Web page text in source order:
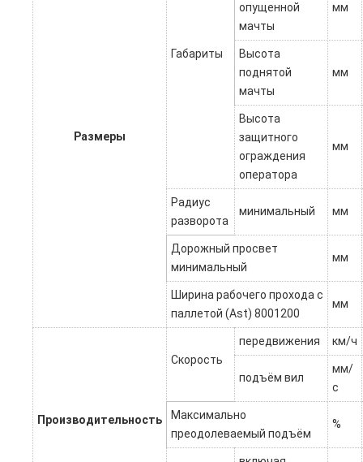
Размеры
Габариты
опущенной
мачты
мм
Высота
поднятой
мачты
мм
Высота
защитного
ограждения
оператора
мм
Радиус
разворота
минимальный мм
Дорожный просвет
минимальный
мм
Ширина рабочего прохода с
паллетой (Ast) 8001200
мм
Производительность
Скорость
передвижения км/ч
подъём вил
мм/
с
Максимально
преодолеваемый подъём
%